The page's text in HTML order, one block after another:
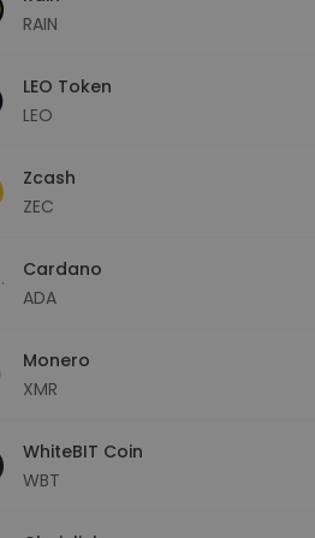
RAIN
LEO Token
LEO
Zcash
ZEC
Cardano
ADA
Monero
XMR
WhiteBIT Coin
WBT